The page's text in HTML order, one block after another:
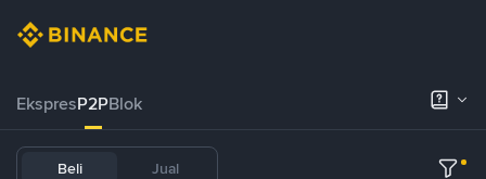
EkspresP2PBlok
Beli Jual